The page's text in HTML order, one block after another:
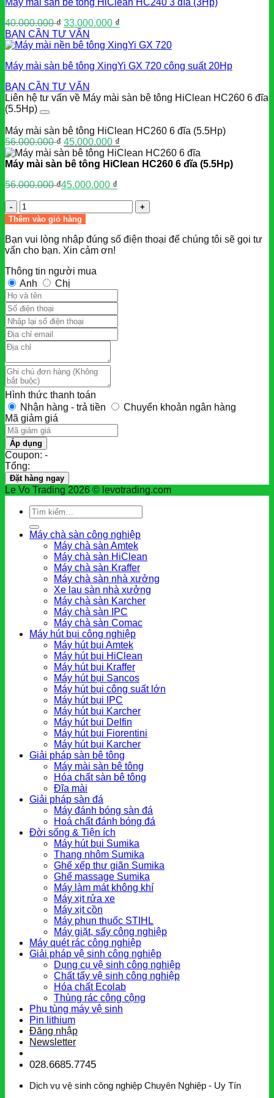
Máy mài sàn bê tông HiClean HC240 3 đĩa (3Hp)
40.000.000₫ Giá
gốc
là:
33.000.000 ₫
tại
33.000.000 ₫.
BẠN CẦN TƯ VẤN
Máy mài sàn bê tông XingYi GX 720 công suất 20Hp
BẠN CẦN TƯ VẤN
Liên hệ tư vấn về Máy mài sàn bê tông HiClean HC260 6 đĩa
(5.5Hp)
Máy mài sàn bê tông HiClean HC260 6 đĩa (5.5Hp)
56.000.000₫ Giá
gốc
là:
45.000.000 ₫
hiện
tại
Máy mài sàn bê tông HiClean HC260 6 đĩa (5.5Hp)
56.000.000₫
Giá
gốc
là:
56.000.000 ₫.
45.000.000 ₫
Giá
hiện
tại
là:
45.000.000 ₫.
Số
lượng
Thêm vào giỏ hàng
Bạn vui lòng nhập đúng số điện thoại để chúng tôi sẽ gọi tư
vấn cho bạn. Xin cảm ơn!
Thông tin người mua
Anh
Chị
Hình thức thanh toán
Nhận hàng - trả tiền
Chuyển khoản ngân hàng
Mã giảm giá
Áp dụng
Coupon: -
Tổng:
Đặt hàng ngay
Le Vo Trading 2026 © levotrading.com
Tìm
kiếm:
Máy chà sàn công nghiệp
Máy chà sàn Amtek
Máy chà sàn HiClean
Máy chà sàn Kraffer
Máy chà sàn nhà xưởng
Xe lau sàn nhà xưởng
Máy chà sàn Karcher
Máy chà sàn IPC
Máy chà sàn Comac
Máy hút bụi công nghiệp
Máy hút bụi Amtek
Máy hút bụi HiClean
Máy hút bụi Kraffer
Máy hút bụi Sancos
Máy hút bụi công suất lớn
Máy hút bụi IPC
Máy hút bụi Karcher
Máy hút bụi Delfin
Máy hút bụi Fiorentini
Máy hút bụi Karcher
Giải pháp sàn bê tông
Máy mài sàn bê tông
Hóa chất sàn bê tông
Đĩa mài
Giải pháp sàn đá
Máy đánh bóng sàn đá
Hoá chất đánh bóng đá
Đời sống & Tiện ích
Máy hút bụi Sumika
Thang nhôm Sumika
Ghế xếp thư giãn Sumika
Ghế massage Sumika
Máy làm mát không khí
Máy xịt rửa xe
Máy xịt cồn
Máy phun thuốc STIHL
Máy giặt, sấy công nghiệp
Máy quét rác công nghiệp
Giải pháp vệ sinh công nghiệp
Dụng cụ vệ sinh công nghiệp
Chất tẩy vệ sinh công nghiệp
Hóa chất Ecolab
Thùng rác công cộng
Phụ tùng máy vệ sinh
Pin lithium
Đăng nhập
Newsletter
028.6685.7745
Dịch vụ vệ sinh công nghiệp Chuyên Nghiệp - Uy Tín